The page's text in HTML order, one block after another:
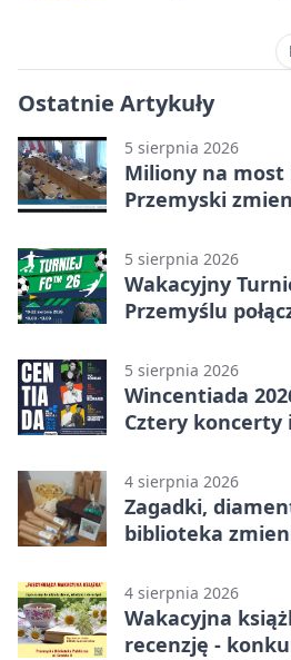
Ostatnie Artykuły
5 sierpnia 2026
Miliony na most
Przemyski
5 sierpnia 2026
Wakacyjny
Przemyślu
5 sierpnia 2026
Wincentiada
Cztery
4 sierpnia 2026
Zagadki,
biblioteka
4 sierpnia 2026
Wakacyjna
recenzję -